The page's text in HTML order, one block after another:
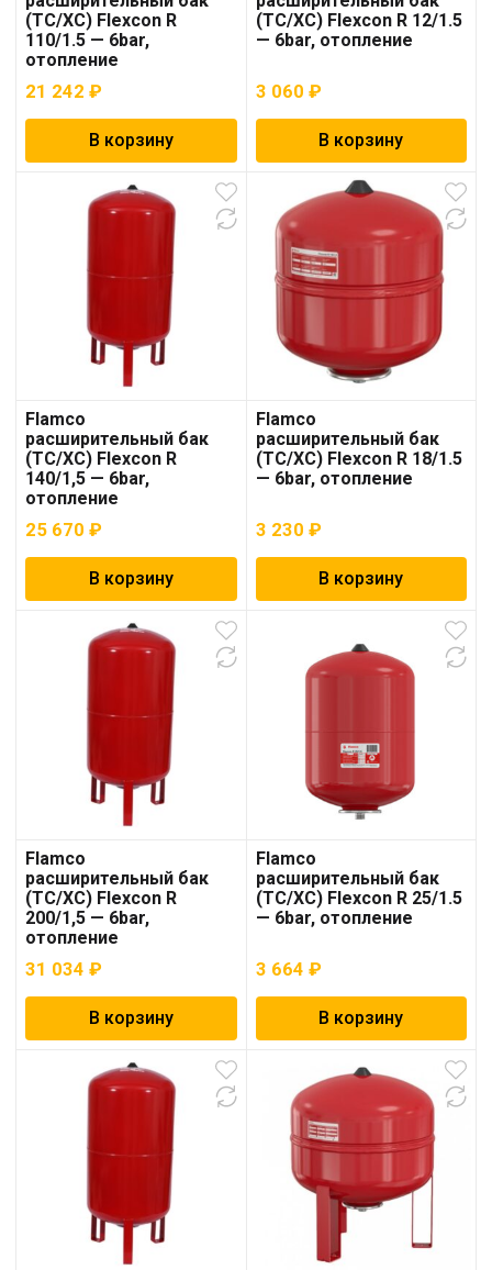
(ТС/ХС) Flexcon R
110/1.5 — 6bar,
отопление
21 242 ₽
В корзину
(ТС/ХС) Flexcon R 12/1.5
— 6bar, отопление
3 060 ₽
В корзину
Flamco
расширительный бак
(ТС/ХС) Flexcon R
140/1,5 — 6bar,
отопление
25 670 ₽
В корзину
Flamco
расширительный бак
(ТС/ХС) Flexcon R 18/1.5
— 6bar, отопление
3 230 ₽
В корзину
Flamco
расширительный бак
(ТС/ХС) Flexcon R
200/1,5 — 6bar,
отопление
31 034 ₽
В корзину
Flamco
расширительный бак
(ТС/ХС) Flexcon R 25/1.5
— 6bar, отопление
3 664 ₽
В корзину